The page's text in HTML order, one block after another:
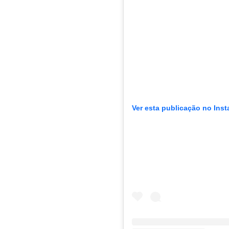
Ver esta publicação no